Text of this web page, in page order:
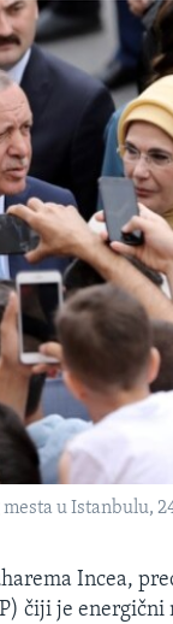
u Istanbulu,
Incea,
čiji je